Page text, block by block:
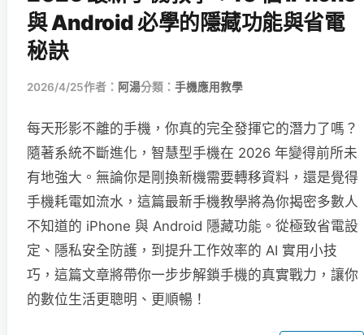
與 Android 必學的隱藏功能與省電
秘訣
2026/4/25作者： 阿湯分類： 手機應用教學
每天形影不離的手機，你真的完全發揮它的潛力了嗎？
隨著系統不斷進化，智慧型手機在 2026 年變得前所未
有地強大。無論你是剛換新機需要轉移資料，還是覺得
手機耗電如流水，這篇最新手機教學將為你揭密多數人
不知道的 iPhone 與 Android 隱藏功能。從極致省電設
定、隱私安全防護，到提升工作效率的 AI 實用小技
巧，這篇文章將帶你一步步解鎖手機的真實戰力，讓你
的數位生活更聰明、更順暢！